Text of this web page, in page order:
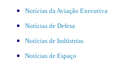
Notícias da Aviação Executiva
Notícias de Defesa
Notícias de Indústrias
Notícias de Espaço